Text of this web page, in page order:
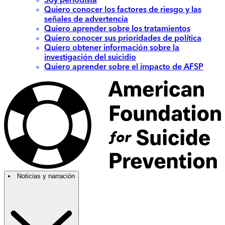
Quiero conocer los factores de riesgo y las
señales de advertencia
Quiero aprender sobre los tratamientos
Quiero conocer sus prioridades de política
Quiero obtener información sobre la
investigación del suicidio
Quiero aprender sobre el impacto de AFSP
Noticias y narración